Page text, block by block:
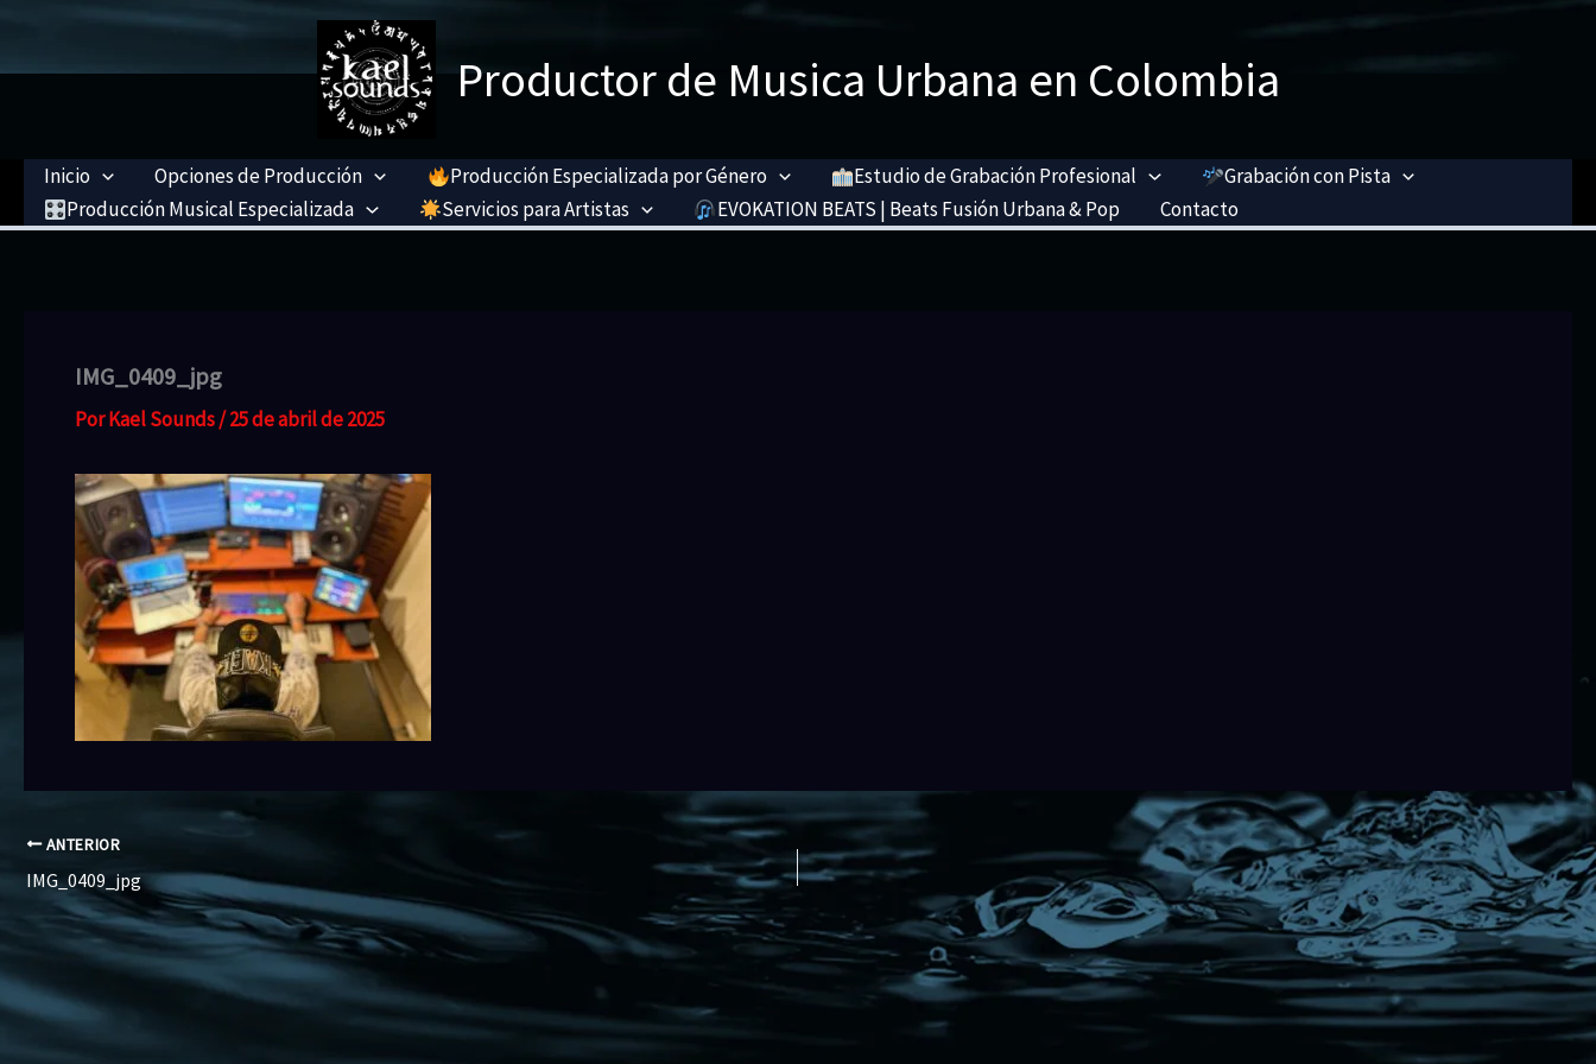
contenido
Productor de Musica Urbana en Colombia
Inicio Opciones de Producción Producción Especializada por Género Estudio de Grabación Profesional
Grabación con Pista
Producción Musical Especializada
Servicios para Artistas EVOKATION BEATS | Beats Fusión Urbana & Pop Contacto
IMG_0409_jpg
PorKael Sounds/25 de abril de 2025
ANTERIOR
IMG_0409_jpg